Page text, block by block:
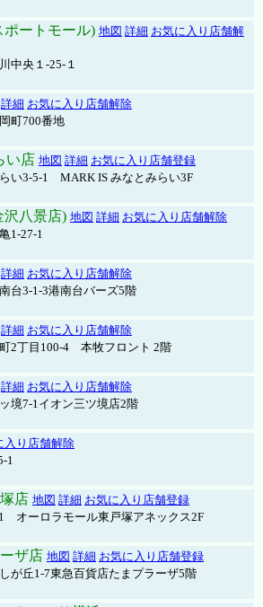
ポートモール) 地図 詳細 お気に入り店舗解
中央１-25-１
詳細 お気に入り店舗解除
町700番地
い店 地図 詳細 お気に入り店舗登録
い3-5-1 MARK IS みなとみらい3F
沢八景店) 地図 詳細 お気に入り店舗解除
1-27-1
詳細 お気に入り店舗解除
台3-1-3港南台バーズ5階
詳細 お気に入り店舗解除
2丁目100-4 本牧フロント 2階
詳細 お気に入り店舗解除
境7-1イオン三ツ境店2階
入り店舗解除
1
店 地図 詳細 お気に入り店舗登録
オーロラモール東戸塚アネックス2F
ザ店 地図 詳細 お気に入り店舗登録
が丘1-7東急百貨店たまプラーザ5階